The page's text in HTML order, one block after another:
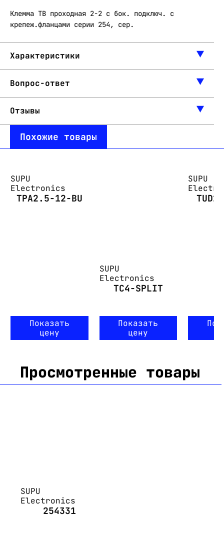
Клемма TB проходная 2-2 с бок. подключ. с
крепеж.фланцами серии 254, сер.
Характеристики
Вопрос-ответ
Отзывы
Похожие товары
SUPU
Electronics
TPA2.5-12-BU
Показать
цену
SUPU
Electronics
TC4-SPLIT
Показать
цену
SUPU
Просмотренные товары
SUPU
Electronics
254331